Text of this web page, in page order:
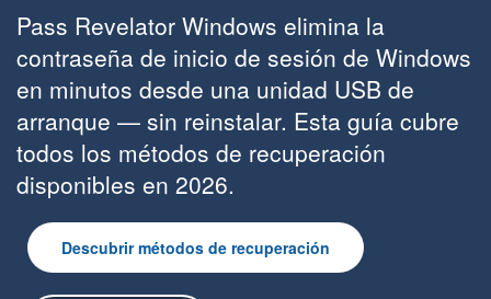
Pass Revelator Windows elimina la
contraseña de inicio de sesión de Windows
en minutos desde una unidad USB de
arranque — sin reinstalar. Esta guía cubre
todos los métodos de recuperación
disponibles en 2026.
Descubrir métodos de recuperación